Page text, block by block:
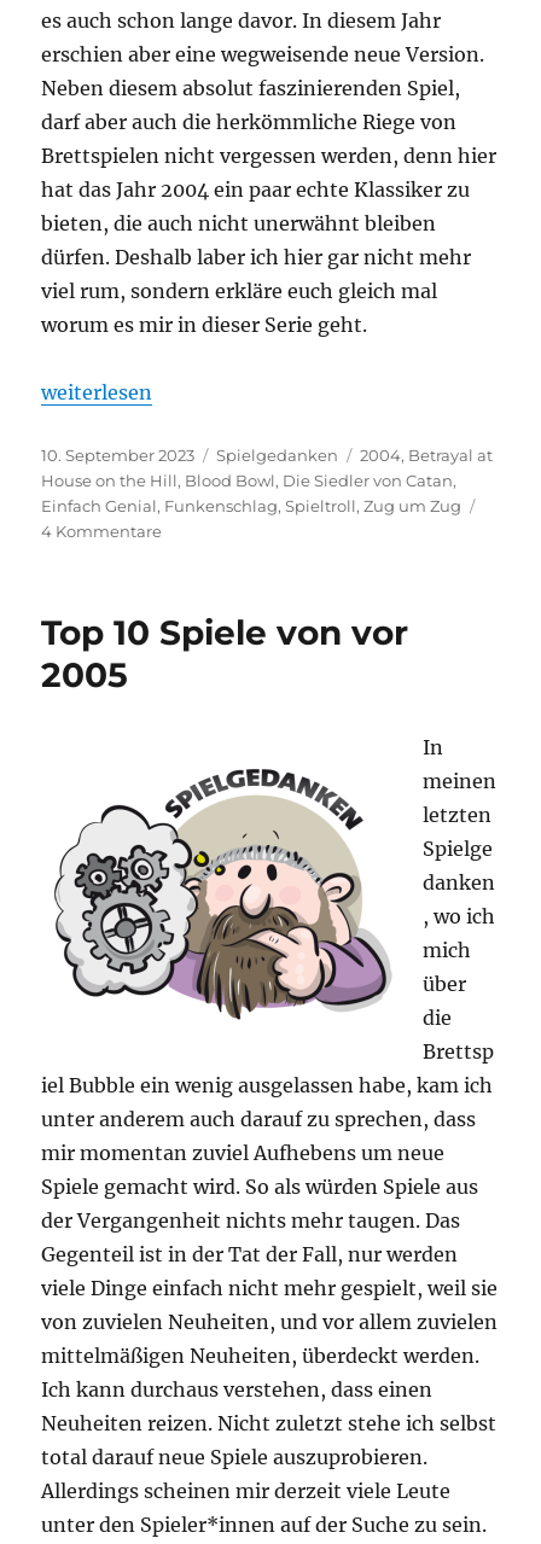
es auch schon lange davor. In diesem Jahr
erschien aber eine wegweisende neue Version.
Neben diesem absolut faszinierenden Spiel,
darf aber auch die herkömmliche Riege von
Brettspielen nicht vergessen werden, denn hier
hat das Jahr 2004 ein paar echte Klassiker zu
bieten, die auch nicht unerwähnt bleiben
dürfen. Deshalb laber ich hier gar nicht mehr
viel rum, sondern erkläre euch gleich mal
worum es mir in dieser Serie geht.
„Projekt: Die perfekte Sammlung – 2004“
weiterlesen
Veröffentlicht
am
10. September 2023 Kategorien
Spielgedanken Schlagwörter
2004, Betrayal at
House on the Hill, Blood Bowl, Die Siedler von Catan,
Einfach Genial, Funkenschlag,Spieltroll,Zug um Zug
4 Kommentarezu
Sammlung
Top 10 Spiele von vor
2005
In
meinen
letzten
Spielge
danken
, wo ich
mich
über
die
Brettsp
iel Bubble ein wenig ausgelassen habe, kam ich
unter anderem auch darauf zu sprechen, dass
mir momentan zuviel Aufhebens um neue
Spiele gemacht wird. So als würden Spiele aus
der Vergangenheit nichts mehr taugen. Das
Gegenteil ist in der Tat der Fall, nur werden
viele Dinge einfach nicht mehr gespielt, weil sie
von zuvielen Neuheiten, und vor allem zuvielen
mittelmäßigen Neuheiten, überdeckt werden.
Ich kann durchaus verstehen, dass einen
Neuheiten reizen. Nicht zuletzt stehe ich selbst
total darauf neue Spiele auszuprobieren.
Allerdings scheinen mir derzeit viele Leute
unter den Spieler*innen auf der Suche zu sein.